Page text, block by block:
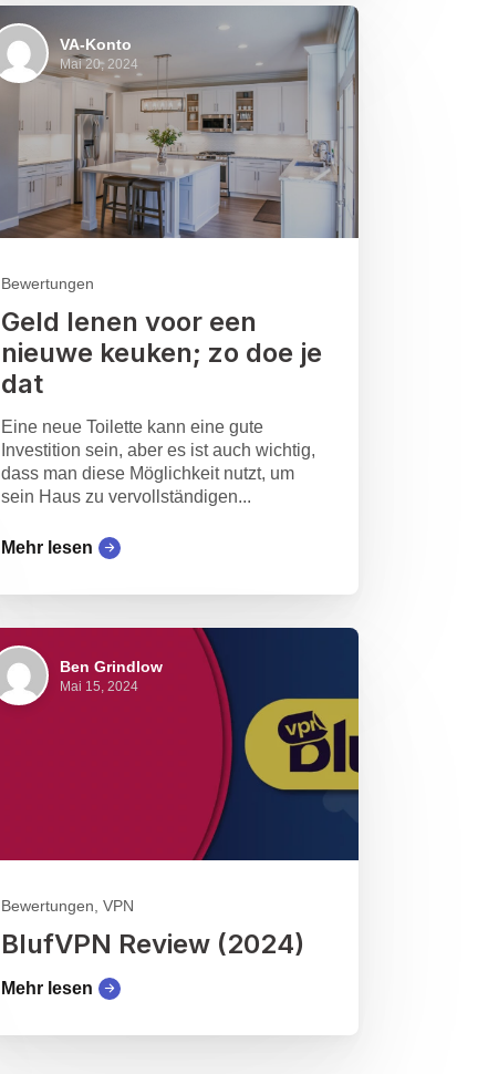
VA-Konto
Mai 20, 2024
Bewertungen
Geld lenen voor een
nieuwe keuken; zo doe je
dat
Eine neue Toilette kann eine gute
Investition sein, aber es ist auch wichtig,
dass man diese Möglichkeit nutzt, um
sein Haus zu vervollständigen...
Mehr lesen
Ben Grindlow
Mai 15, 2024
Bewertungen, VPN
BlufVPN Review (2024)
Mehr lesen